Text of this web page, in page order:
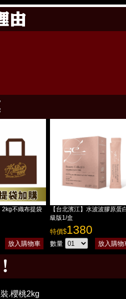
2kg不織布提袋
【台北濱江】水波波膠原蛋
級版1/盒
特價$1380
數量
.櫻桃2kg